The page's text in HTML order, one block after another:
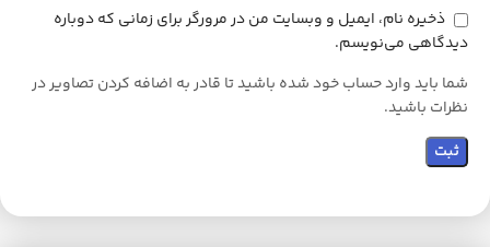
ذخیره نام، ایمیل و وبسایت من در مرورگر برای زمانی که دوباره
دیدگاهی می‌نویسم.
شما باید وارد حساب خود شده باشید تا قادر به اضافه کردن تصاویر در
نظرات باشید.